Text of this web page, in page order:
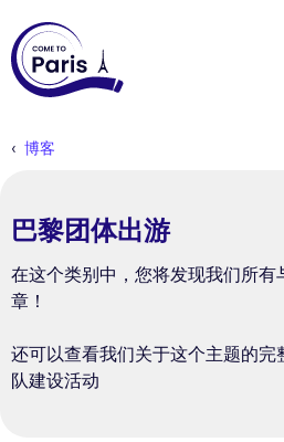
博客
巴黎团体出游
在这个类别中，您将发现我们所有
章！
还可以查看我们关于这个主题的完
队建设活动